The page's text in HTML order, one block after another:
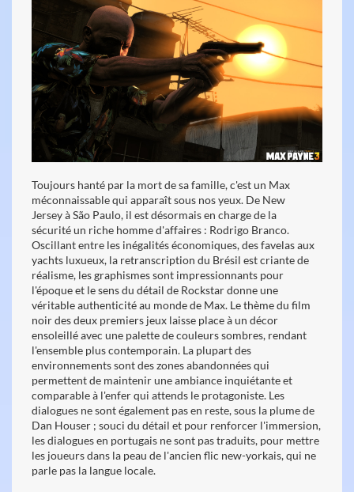
Toujours hanté par la mort de sa famille, c'est un Max
méconnaissable qui apparaît sous nos yeux. De New
Jersey à São Paulo, il est désormais en charge de la
sécurité un riche homme d'affaires : Rodrigo Branco.
Oscillant entre les inégalités économiques, des favelas aux
yachts luxueux, la retranscription du Brésil est criante de
réalisme, les graphismes sont impressionnants pour
l'époque et le sens du détail de Rockstar donne une
véritable authenticité au monde de Max. Le thème du film
noir des deux premiers jeux laisse place à un décor
ensoleillé avec une palette de couleurs sombres, rendant
l'ensemble plus contemporain. La plupart des
environnements sont des zones abandonnées qui
permettent de maintenir une ambiance inquiétante et
comparable à l'enfer qui attends le protagoniste. Les
dialogues ne sont également pas en reste, sous la plume de
Dan Houser ; souci du détail et pour renforcer l'immersion,
les dialogues en portugais ne sont pas traduits, pour mettre
les joueurs dans la peau de l'ancien flic new-yorkais, qui ne
parle pas la langue locale.